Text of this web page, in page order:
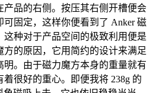
产品的右侧。按压其右侧开槽便会
可固定，这样你便看到了 Anker 磁
这种对于产品空间的极致利用便是
方的原因，它用简约的设计来满足
明。由于磁力魔方本身的重量就有
着很好的重心。即便我将 238g 的